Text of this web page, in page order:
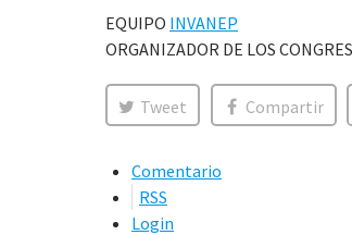
EQUIPO INVANEP
ORGANIZADOR DE LOS
Tweet Compartir
Comentario
RSS
Login